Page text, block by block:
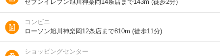
積
種別 / 構造
セブンイレブン旭川神楽岡14条店まで143m (徒歩2分)
コンビニ
ローソン旭川神楽岡12条店まで810m (徒歩11分)
ショッピングセンター